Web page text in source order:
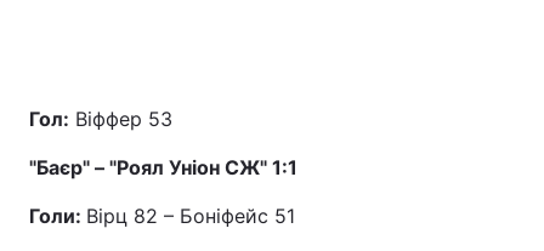
Гол: Віффер 53
"Баєр" – "Роял Уніон СЖ" 1:1
Голи: Вірц 82 – Боніфейс 51